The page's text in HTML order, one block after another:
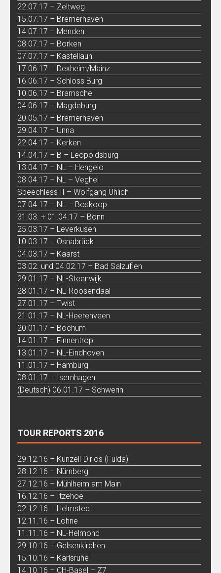
22.07.17 – Zeltweg
15.07.17 – Bremerhaven
14.07.17 – Menden
08.07.17 – Borken
07.07.17 – Kastellaun
17.06.17 – Dexheim/Mainz
16.06.17 – Schloss Burg
10.06.17 – Bramsche
04.06.17 – Magdeburg
20.05.17 – Bremerhaven
29.04.17 – Unna
22.04.17 – Kerken
14.04.17 – B – Leopoldsburg
13.04.17 – NL – Hengelo
08.04.17 – NL – Veghel
Speechless II – Wolfgang Uhlich
07.04.17 – NL – Boskoop
31.03. + 01.04.17 – Bonn
25.03.17 – Leverkusen
10.03.17 – Osnabrück
04.03.17 – Kaarst
03.02. und 04.02.17 – Bad Salzuflen
29.01.17 – NL-Steenwijk
28.01.17 – NL-Roosendaal
27.01.17 – Twist
21.01.17 – NL-Heerenveen
20.01.17 – Bochum
14.01.17 – Finnentrop
13.01.17 – NL-Eindhoven
11.01.17 – Hamburg
08.01.17 – Isernhagen
(Deutsch) 06.01.17 – Schwerin
TOUR REPORTS 2016
29.12.16 – Künzell-Dirlos (Fulda)
28.12.16 – Nürnberg
27.12.16 – Mühlheim am Main
16.12.16 – Itzehoe
02.12.16 – Helmstedt
12.11.16 – Löhne
11.11.16 – NL-Helmond
29.10.16 – Gelsenkirchen
15.10.16 – Karlsruhe
14.10.16 – CH-Basel – Z7